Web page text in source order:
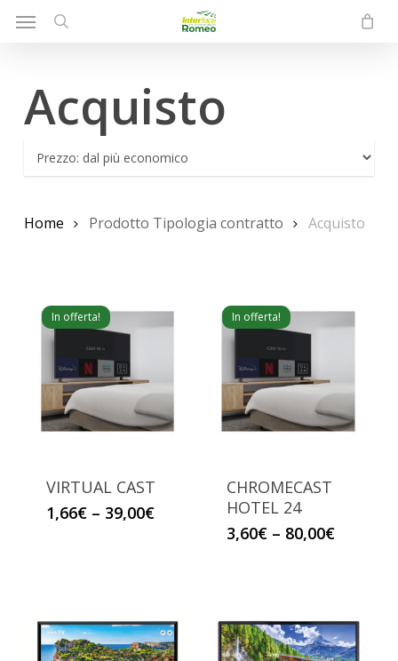
Skip
content
Menu
Acquisto
Home Prodotto Tipologia contratto Acquisto
In offerta!
VIRTUAL CAST
1,66€– 39,00€
In offerta!
CHROMECAST
HOTEL 24
3,60€ – 80,00€